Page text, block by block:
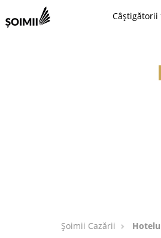
Câștigătorii
Șoimii Cazării